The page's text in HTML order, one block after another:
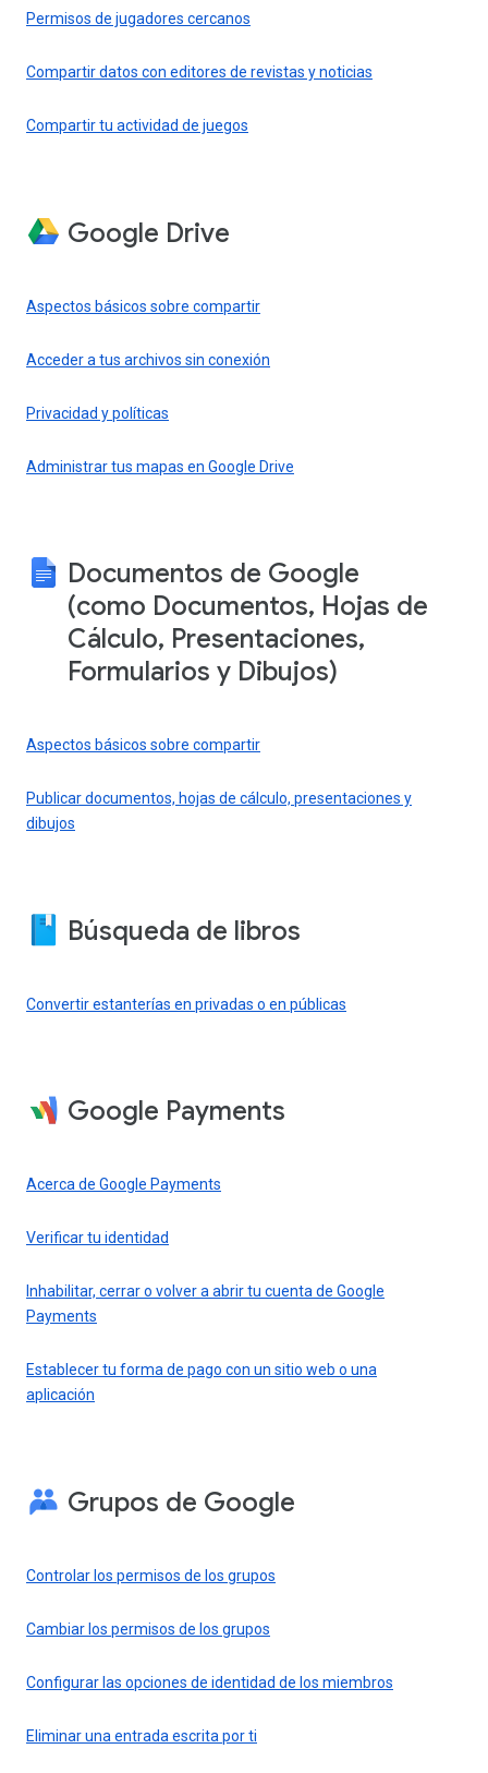
Permisos de jugadores cercanos
Compartir datos con editores de revistas y noticias
Compartir tu actividad de juegos
Google Drive
Aspectos básicos sobre compartir
Acceder a tus archivos sin conexión
Privacidad y políticas
Administrar tus mapas en Google Drive
Documentos de Google
(como Documentos, Hojas de
Cálculo, Presentaciones,
Formularios y Dibujos)
Aspectos básicos sobre compartir
Publicar documentos, hojas de cálculo, presentaciones y
dibujos
Búsqueda de libros
Convertir estanterías en privadas o en públicas
Google Payments
Acerca de Google Payments
Verificar tu identidad
Inhabilitar, cerrar o volver a abrir tu cuenta de Google
Payments
Establecer tu forma de pago con un sitio web o una
aplicación
Grupos de Google
Controlar los permisos de los grupos
Cambiar los permisos de los grupos
Configurar las opciones de identidad de los miembros
Eliminar una entrada escrita por ti